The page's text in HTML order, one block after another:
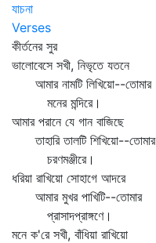
যাচনা
Verses
কীর্তনের সুর
ভালোবেসে সখী, নিভৃতে যতনে
আমার নামটি লিখিয়ো--তোমার
মনের মন্দিরে।
আমার পরানে যে গান বাজিছে
তাহারি তালটি শিখিয়ো--তোমার
চরণমঞ্জীরে।
ধরিয়া রাখিয়ো সোহাগে আদরে
আমার মুখর পাখিটি--তোমার
প্রাসাদপ্রাঙ্গণে।
মনে ক'রে সখী, বাঁধিয়া রাখিয়ো